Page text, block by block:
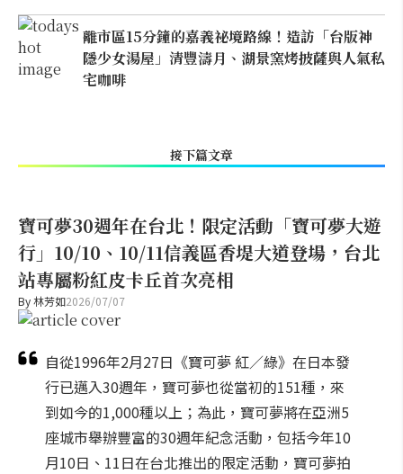
離市區15分鐘的嘉義祕境路線！造訪「台版神
隱少女湯屋」清豐濤月、湖景窯烤披薩與人氣私
宅咖啡
接下篇文章
寶可夢30週年在台北！限定活動「寶可夢大遊
行」10/10、10/11信義區香堤大道登場，台北
站專屬粉紅皮卡丘首次亮相
By林芳如2026/07/07
自從1996年2月27日《寶可夢 紅／綠》在日本發
行已邁入30週年，寶可夢也從當初的151種，來
到如今的1,000種以上；為此，寶可夢將在亞洲5
座城市舉辦豐富的30週年紀念活動，包括今年10
月10日、11日在台北推出的限定活動，寶可夢拍